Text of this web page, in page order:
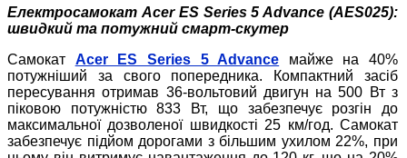
Електросамокат Acer ES Series 5 Advance (AES025):
швидкий та потужний смарт-скутер
Самокат Acer ES Series 5 Advance
майже на 40%
потужніший за свого попередника. Компактний засіб
пересування отримав 36-вольтовий двигун на 500 Вт з
піковою потужністю 833 Вт, що забезпечує розгін до
максимальної дозволеної швидкості 25 км/год. Самокат
забезпечує підйом дорогами з більшим ухилом 22%, при